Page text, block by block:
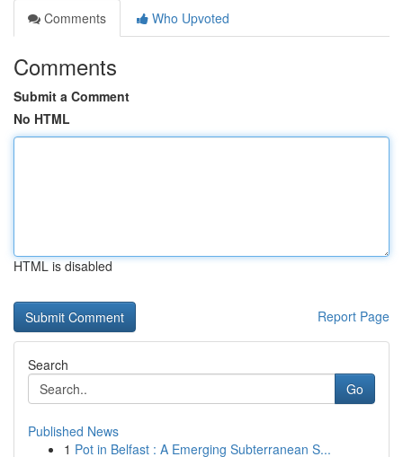
Comments
Who Upvoted
Comments
Submit a Comment
No HTML
HTML is disabled
Report Page
Search
Go
Published News
1 Pot in Belfast : A Emerging Subterranean S...